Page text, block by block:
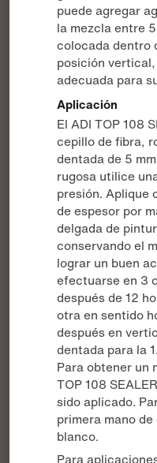
puede agregar
la mezcla entre
colocada dentro
posición
adecuada para
Aplicación
El ADI TOP 108
cepillo de fibra,
dentada de 5
rugosa utilice
presión. Aplique
de espesor por
delgada de
conservando el
lograr un buen
efectuarse en 3
después de 12
otra en sentido
después en
dentada para la
Para obtener un
TOP 108
sido aplicado.
primera mano
blanco.
Para